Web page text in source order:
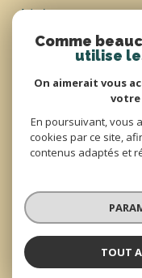
Admin
Nos honoraires
Cookies
© 2026 | Tous droits
Réalisé par
Comme
utilise
On aimerait vous
votre
En poursuivant, vous
cookies par ce site,
contenus adaptés et
TOUT